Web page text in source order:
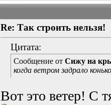
Re: Так строить нельзя!
Цитата:
Сообщение от Сижу на
когда ветром задрало
Вот это ветер! С